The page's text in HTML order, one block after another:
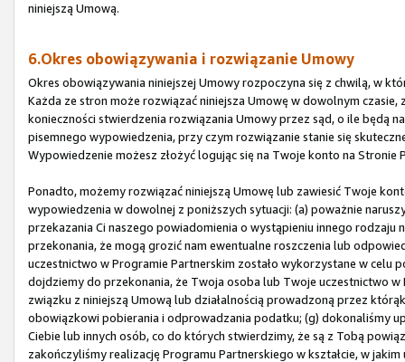
niniejszą Umową.
6.Okres obowiązywania i rozwiązanie Umowy
Okres obowiązywania niniejszej Umowy rozpoczyna się z chwilą, w
Każda ze stron może rozwiązać niniejsza Umowę w dowolnym
konieczności stwierdzenia rozwiązania Umowy przez sąd, o ile będą
pisemnego wypowiedzenia, przy czym rozwiązanie stanie się
Wypowiedzenie możesz złożyć logując się na Twoje konto na
Ponadto, możemy rozwiązać niniejszą Umowę lub zawiesić Twoje
wypowiedzenia w dowolnej z poniższych sytuacji: (a) poważnie
przekazania Ci naszego powiadomienia o wystąpieniu innego
przekonania, że mogą grozić nam ewentualne roszczenia lub
uczestnictwo w Programie Partnerskim zostało wykorzystane w celu
dojdziemy do przekonania, że Twoja osoba lub Twoje uczestnictwo
związku z niniejszą Umową lub działalnością prowadzoną przez
obowiązkowi pobierania i odprowadzania podatku; (g) dokonaliśmy
Ciebie lub innych osób, co do których stwierdzimy, że są z Tobą
zakończyliśmy realizację Programu Partnerskiego w kształcie, w